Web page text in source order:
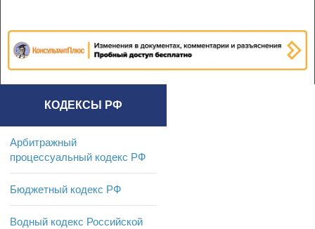
КОДЕКСЫ РФ
Арбитражный
процессуальный кодекс РФ
Бюджетный кодекс РФ
Водный кодекс Российской